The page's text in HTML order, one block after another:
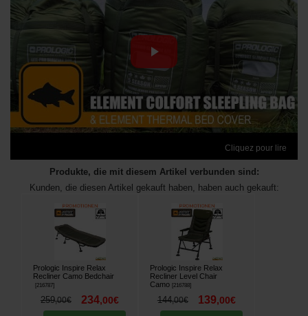
Cliquez pour lire
Produkte, die mit diesem Artikel verbunden sind:
Kunden, die diesen Artikel gekauft haben, haben auch gekauft:
Prologic Inspire Relax
Recliner Camo Bedchair
[216787]
259,00€ 234,00€
Prologic Inspire Relax
Recliner Level Chair
Camo [216788]
144,00€ 139,00€